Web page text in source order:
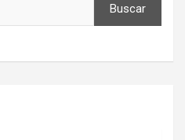
Buscar